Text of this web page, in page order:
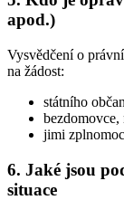
apod.)
Vysvědčení o
na žádost:
státního
bezdomovce,
jimi
6. Jaké jsou
situace